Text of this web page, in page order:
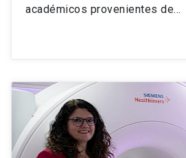
académicos provenientes de…